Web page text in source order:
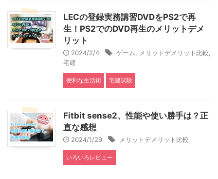
LECの登録実務講習DVDをPS2で再
生！PS2でのDVD再生のメリットデメ
リット
2024/2/4 ゲーム メリットデメリット比較
宅建
便利な生活術 宅建試験
Fitbit sense2、性能や使い勝手は？正
直な感想
2024/1/29 メリットデメリット比較
いろいろレビュー